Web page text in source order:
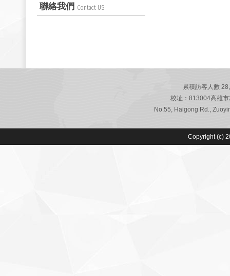
聯絡我們 Contact US
累積訪客人數
校址： 813004高雄
No.55, Haigong Rd.,
Copyright (c)